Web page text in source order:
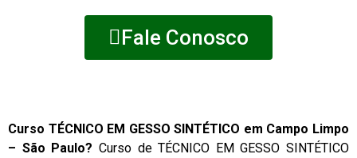
Fale Conosco
Curso TÉCNICO EM GESSO SINTÉTICO em Campo Limpo
– São Paulo? Curso de TÉCNICO EM GESSO SINTÉTICO